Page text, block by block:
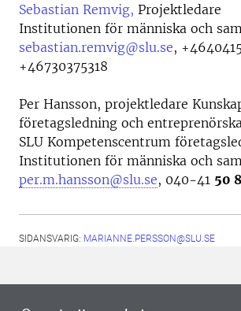
Sebastian Remvig, Projektledare
Institutionen för människa och
sebastian.remvig@slu.se,
+46730375318
Per Hansson, projektledare
företagsledning och
SLU Kompetenscentrum
Institutionen för människa och
per.m.hansson@slu.se, 040-41 50
SIDANSVARIG: MARIANNE.PERSSON@SLU.SE